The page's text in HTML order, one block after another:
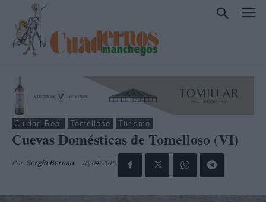
Ciudad Real Tomelloso Turismo
Cuevas Domésticas de Tomelloso (VI)
Por Sergio Bernao 18/04/2019